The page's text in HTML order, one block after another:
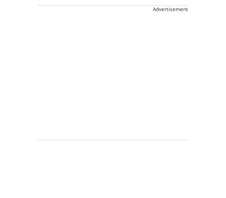
Advertisement